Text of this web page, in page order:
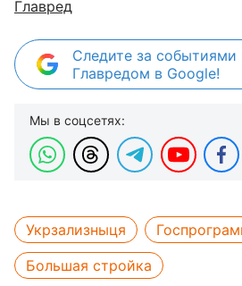
Главред
Следите за событиями
Главредом в Google!
Мы в соцсетях:
Укрзализныця
Большая стройка